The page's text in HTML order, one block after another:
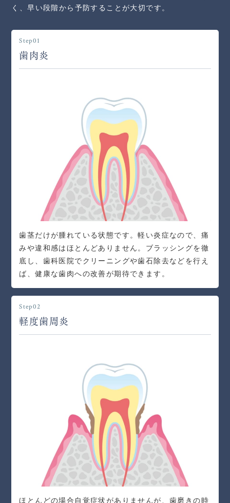
く、早い段階から予防することが大切です。
Step01
歯肉炎
歯茎だけが腫れている状態です。軽い炎症なので、痛
みや違和感はほとんどありません。ブラッシングを徹
底し、歯科医院でクリーニングや歯石除去などを行え
ば、健康な歯肉への改善が期待できます。
Step02
軽度歯周炎
ほとんどの場合自覚症状がありませんが、歯磨きの時